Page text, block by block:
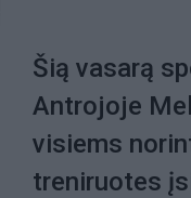
Šią vasarą
Antrojoje
visiems
treniruotes